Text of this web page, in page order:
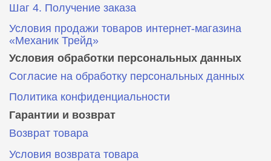
Шаг 4. Получение заказа
Условия продажи товаров интернет-магазина
«Механик Трейд»
Условия обработки персональных данных
Согласие на обработку персональных данных
Политика конфиденциальности
Гарантии и возврат
Возврат товара
Условия возврата товара